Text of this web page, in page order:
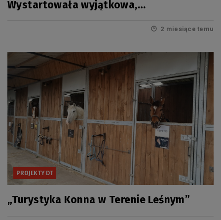
Wystartowała wyjątkowa,
2 miesiące temu
PROJEKTY DT
„Turystyka Konna w Terenie Leśnym”